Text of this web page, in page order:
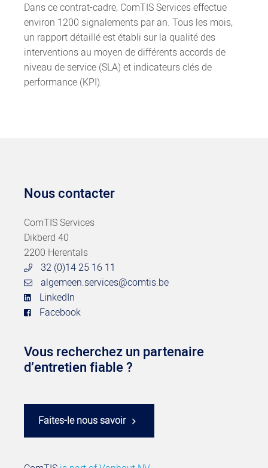
Dans ce contrat-cadre, ComTIS Services effectue
environ 1200 signalements par an. Tous les mois,
un rapport détaillé est établi sur la qualité des
interventions au moyen de différents accords de
niveau de service (SLA) et indicateurs clés de
performance (KPI).
Nous contacter
ComTIS Services
Dikberd 40
2200 Herentals
32 (0)14 25 16 11
algemeen.services@comtis.be
LinkedIn
Facebook
Vous recherchez un partenaire
d’entretien fiable ?
Faites-le nous savoir